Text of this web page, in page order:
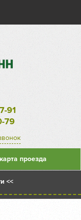
91
79
проезда
<<